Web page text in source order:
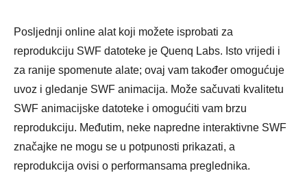
Posljednji online alat koji možete isprobati za
reprodukciju SWF datoteke je Quenq Labs. Isto vrijedi i
za ranije spomenute alate; ovaj vam također omogućuje
uvoz i gledanje SWF animacija. Može sačuvati kvalitetu
SWF animacijske datoteke i omogućiti vam brzu
reprodukciju. Međutim, neke napredne interaktivne SWF
značajke ne mogu se u potpunosti prikazati, a
reprodukcija ovisi o performansama preglednika.